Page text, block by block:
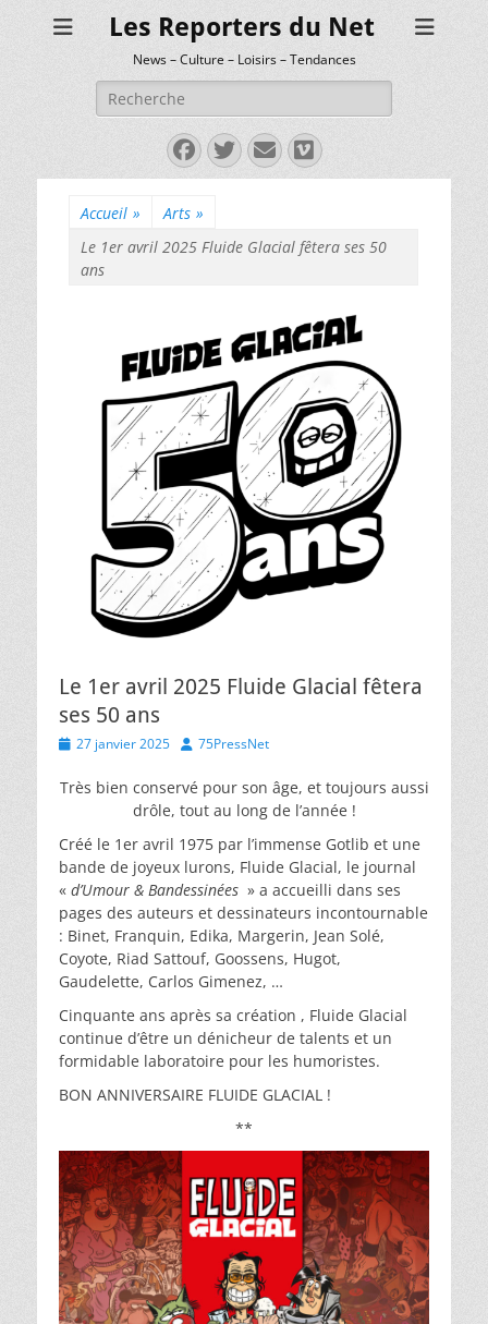
Les Reporters du Net
News – Culture – Loisirs – Tendances
Rechercher :
Facebook
Twitter
E-
mail
Vimeo
Accueil » Arts »
Le 1er avril 2025 Fluide Glacial fêtera ses 50
ans
Le 1er avril 2025 Fluide Glacial fêtera
ses 50 ans
Posted
27 janvier 2025 Author
75PressNet
Très bien conservé pour son âge, et toujours aussi
drôle, tout au long de l’année !
Créé le 1er avril 1975 par l’immense Gotlib et une
bande de joyeux lurons, Fluide Glacial, le journal
« d’Umour & Bandessinées » a accueilli dans ses
pages des auteurs et dessinateurs incontournable
: Binet, Franquin, Edika, Margerin, Jean Solé,
Coyote, Riad Sattouf, Goossens, Hugot,
Gaudelette, Carlos Gimenez, …
Cinquante ans après sa création , Fluide Glacial
continue d’être un dénicheur de talents et un
formidable laboratoire pour les humoristes.
BON ANNIVERSAIRE FLUIDE GLACIAL !
**